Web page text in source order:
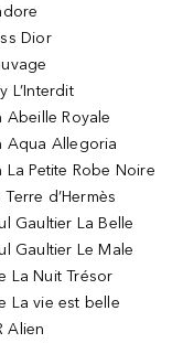
Dior
L’Interdit
Abeille Royale
Aqua Allegoria
La Petite Robe Noire
Terre d’Hermès
Gaultier La Belle
Gaultier Le Male
La Nuit Trésor
La vie est belle
Alien